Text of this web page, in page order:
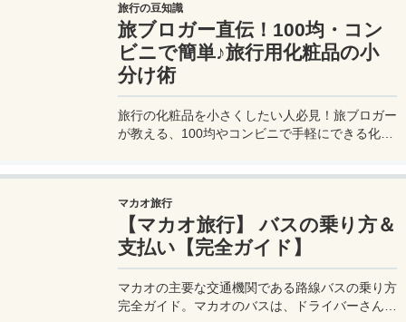
舞われることもあるので注意が必要だ。
旅行の豆知識
旅ブロガー直伝！100均・コン
ビニで簡単♪旅行用化粧品の小
分け術
旅行の化粧品を小さくしたい人必見！旅ブロガー
が教える、100均やコンビニで手軽にできる化粧
マカオ旅行
【マカオ旅行】 バスの乗り方＆
支払い【完全ガイド】
マカオの主要な交通機関である路線バスの乗り方
完全ガイド。マカオのバスは、ドライバーさんも